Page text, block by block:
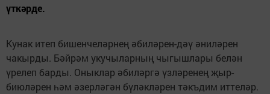
үткәрде.
Кунак итеп бишенчеләрнең әбиләрен-дәү әниләрен
чакырды. Бәйрәм укучыларның чыгышлары белән
үрелеп барды. Оныклар әбиләргә үзләренең җыр-
биюләрен һәм әзерләгән бүләкләрен тәкъдим иттеләр.